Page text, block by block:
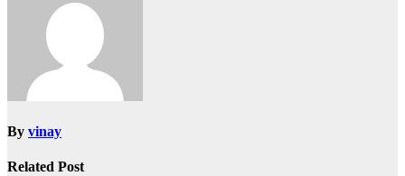
By vinay
Related Post